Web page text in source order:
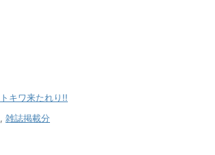
トキワ来たれり!!
, 雑誌掲載分